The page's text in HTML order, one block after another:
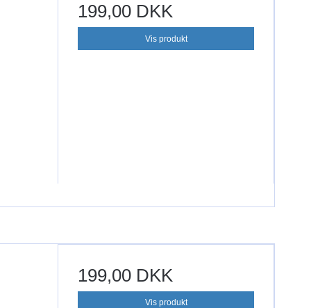
199,00 DKK
Vis produkt
199,00 DKK
Vis produkt